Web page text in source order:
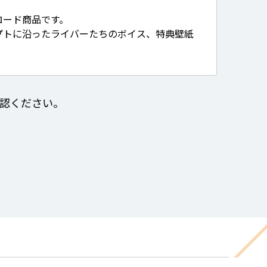
ド商品です。
に沿ったライバーたちのボイス、特典壁紙
ください。